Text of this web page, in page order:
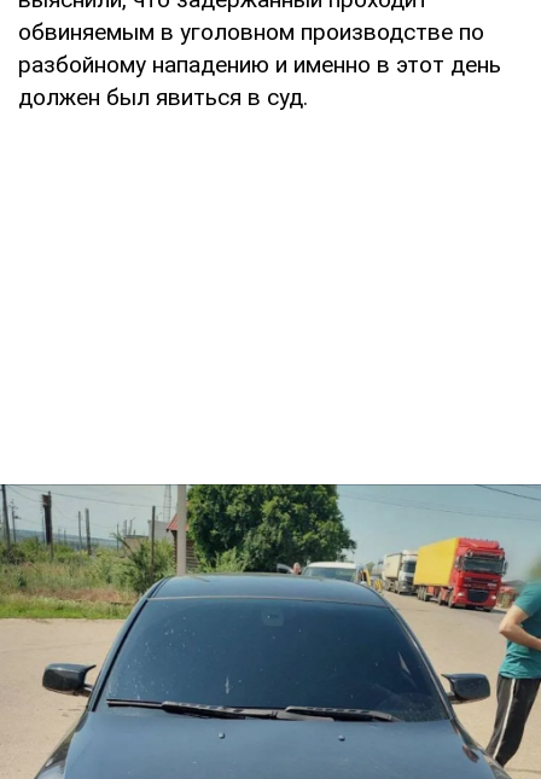
обвиняемым в уголовном производстве по
разбойному нападению и именно в этот день
должен был явиться в суд.